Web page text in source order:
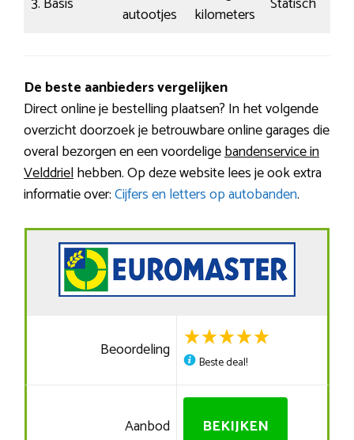
autootjes
kilometers
De beste aanbieders vergelijken
Direct online je bestelling plaatsen? In het volgende
overzicht doorzoek je betrouwbare online garages die
overal bezorgen en een voordeligebandenservice in
Velddrielhebben. Op deze website lees je ook extra
informatie over:Cijfers en letters op autobanden.
Beoordeling
Beste deal!
Aanbod BEKIJKEN